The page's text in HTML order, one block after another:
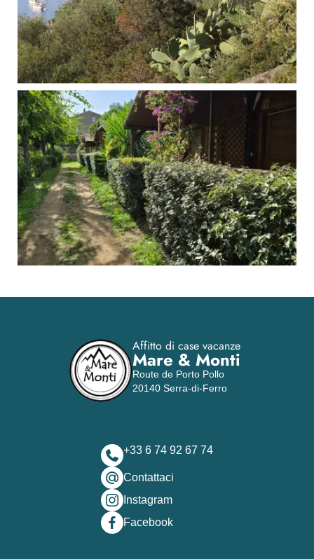
Affitto di case vacanze
Mare & Monti
Route de Porto Pollo
20140 Serra-di-Ferro
+33 6 74 92 67 74
Contattaci
Instagram
Facebook